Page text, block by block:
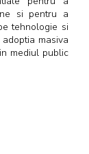
si pentru a
tehnologie si
masiva
mediul public